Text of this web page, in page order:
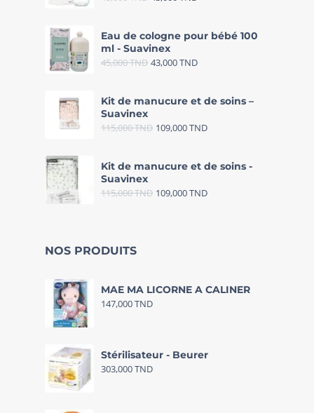
Eau de cologne pour bébé 100
ml - Suavinex
45,000TND 43,000TND
Kit de manucure et de soins –
Suavinex
115,000TND 109,000TND
Kit de manucure et de soins -
Suavinex
115,000TND 109,000TND
NOS PRODUITS
MAE MA LICORNE A CALINER
147,000TND
Stérilisateur - Beurer
303,000TND